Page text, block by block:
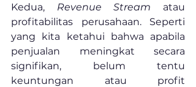
Kedua, Revenue Stream atau
profitabilitas perusahaan. Seperti
yang kita ketahui bahwa apabila
penjualan meningkat secara
signifikan, belum tentu
keuntungan atau profit